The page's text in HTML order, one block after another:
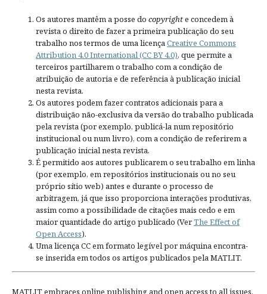
Os autores mantêm a posse do copyrighte concedem à
revista o direito de fazer a primeira publicação do seu
trabalho nos termos de uma licençaCreative Commons
Attribution 4.0 International (CC BY 4.0), que permite a
terceiros partilharem o trabalho com a condição de
atribuição de autoria e de referência à publicação inicial
nesta revista.
Os autores podem fazer contratos adicionais para a
distribuição não-exclusiva da versão do trabalho publicada
pela revista (por exemplo, publicá-la num repositório
institucional ou num livro), com a condição de referirem a
publicação inicial nesta revista.
É permitido aos autores publicarem o seu trabalho em linha
(por exemplo, em repositórios institucionais ou no seu
próprio sítio web) antes e durante o processo de
arbitragem, já que isso proporciona interações produtivas,
assim como a possibilidade de citações mais cedo e em
maior quantidade do artigo publicado (VerThe Effect of
Open Access).
Uma licença CC em formato legível por máquina encontra-
se inserida em todos os artigos publicados pela MATLIT.
MATLIT embraces online publishing and open access to all issues.